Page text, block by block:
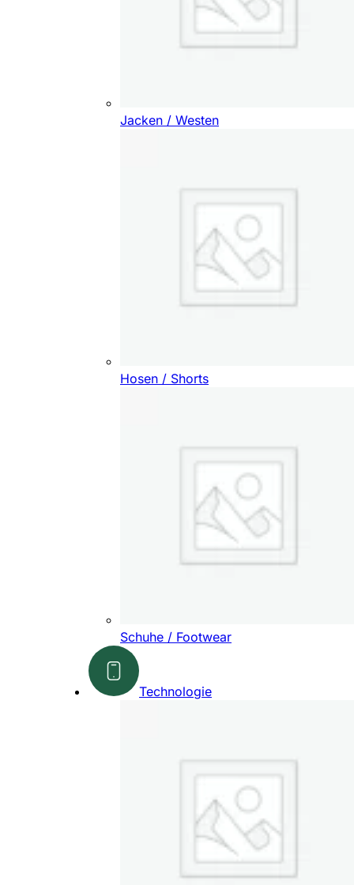
Jacken / Westen
Hosen / Shorts
Schuhe / Footwear
Technologie